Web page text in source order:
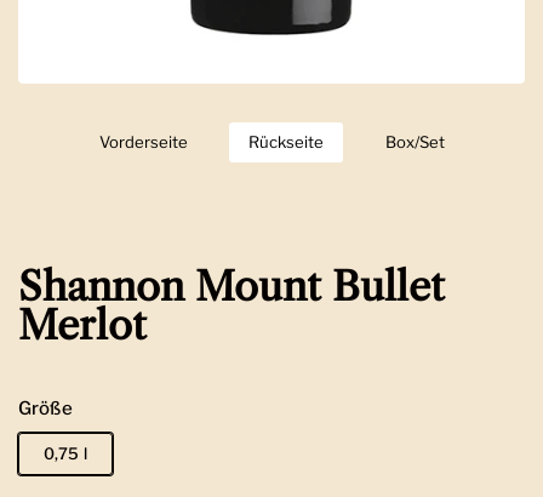
Zeige Folie 1
Vorderseite Zeige Folie 2
Rückseite Zeige Folie 3
Box/Set
Shannon Mount Bullet
Merlot
Größe
0,75 l